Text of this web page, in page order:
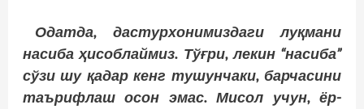
Одатда, дастурхонимиздаги луқмани
насиба ҳисоблаймиз. Тўғри, лекин “насиба”
сўзи шу қадар кенг тушунчаки, барчасини
таърифлаш осон эмас. Мисол учун, ёр-